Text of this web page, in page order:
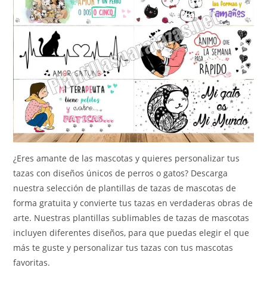
¿Eres amante de las mascotas y quieres personalizar tus
tazas con diseños únicos de perros o gatos? Descarga
nuestra selección de plantillas de tazas de mascotas de
forma gratuita y convierte tus tazas en verdaderas obras de
arte. Nuestras plantillas sublimables de tazas de mascotas
incluyen diferentes diseños, para que puedas elegir el que
más te guste y personalizar tus tazas con tus mascotas
favoritas.